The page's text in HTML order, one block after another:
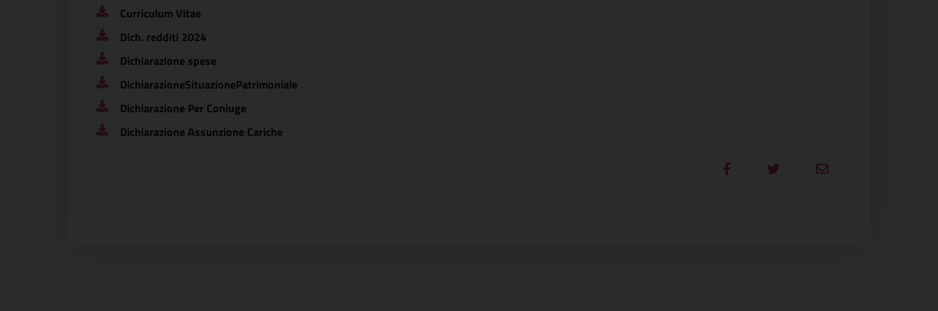
Curriculum Vitae
Dich. redditi 2024
Dichiarazione spese
DichiarazioneSituazionePatrimoniale
Dichiarazione Per Coniuge
Dichiarazione Assunzione Cariche